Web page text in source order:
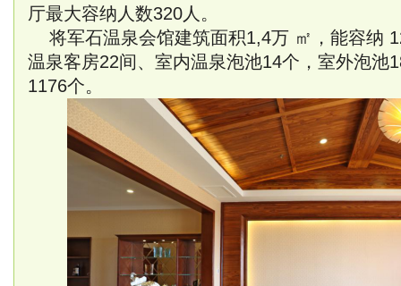
厅最大容纳人数320人。
将军石温泉会馆建筑面积1,4万 ㎡，能容纳
温泉客房22间、室内温泉泡池14个，室外泡池
1176个。